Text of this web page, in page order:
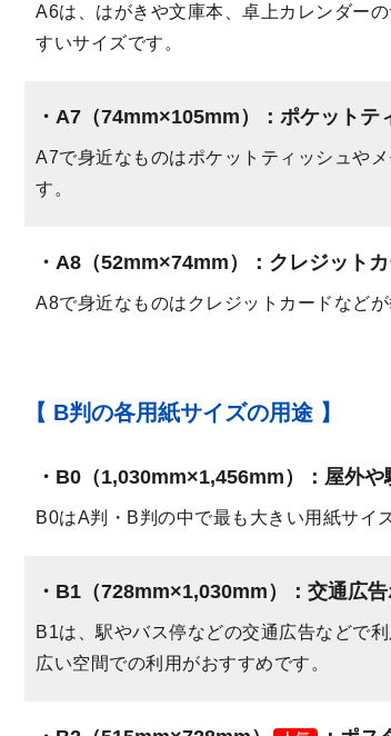
A6は、はがきや文庫本、卓上カレンダー
すいサイズです。
A7（74mm×105mm） ：ポケット
A7で身近なものはポケットティッシュや
す。
A8（52mm×74mm） ：クレジット
A8で身近なものはクレジットカードなど
【 B判の各用紙サイズの用途 】
B0（1,030mm×1,456mm） ：屋外
B0はA判・B判の中で最も大きい用紙サイ
B1（728mm×1,030mm） ：交通広
B1は、駅やバス停などの交通広告などで
広い空間での利用がおすすめです。